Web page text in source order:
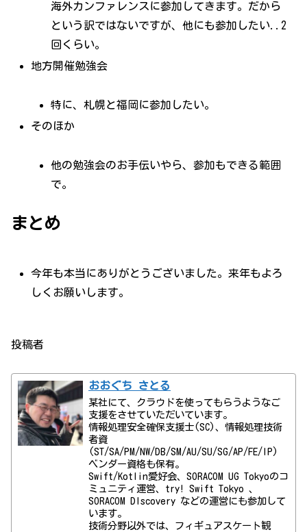
海外カンファレンスに参加してきます。だから
という訳ではないですが、他にも参加したい..2
回くらい。
地方開催勉強会
特に、札幌と福岡に参加したい。
そのほか
他の勉強会のお手伝いやら、参加もできる範囲
で。
まとめ
今年も本当にありがとうございました。来年もよろ
しくお願いします。
投稿者
おおぐち さとる
某社にて、クラウドを使ってもらうようなご
支援をさせていただいています。
情報処理安全確保支援士(SC)、情報処理技術
者資
(ST/SA/PM/NW/DB/SM/AU/SU/SG/AP/FE/IP)
ベンダー資格も保有。
Swift/Kotlin愛好会、SORACOM UG Tokyoのコ
ミュニティ運営、try! Swift Tokyo 、
SORACOM DIscovery などの運営にも参加して
います。
技術分野以外では、フィギュアスケート観